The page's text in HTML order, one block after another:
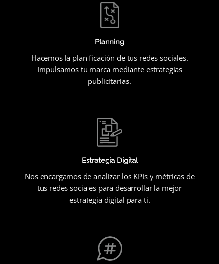
Planning
Hacemos la planificación de tus redes sociales.
Impulsamos tu marca mediante estrategias
publicitarias.
Estrategia Digital
Nos encargamos de analizar los KPIs y métricas de
tus redes sociales para desarrollar la mejor
estrategia digital para ti.